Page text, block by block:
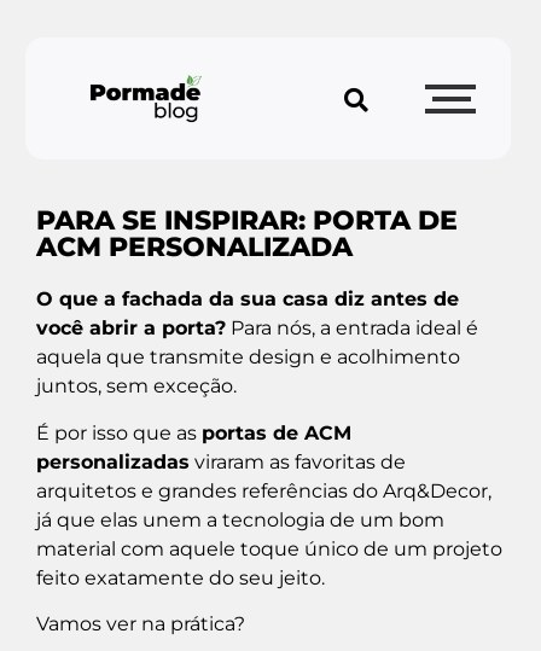
PARA SE INSPIRAR: PORTA DE
ACM PERSONALIZADA
O que a fachada da sua casa diz antes de
você abrir a porta? Para nós, a entrada ideal é
aquela que transmite design e acolhimento
juntos, sem exceção.
É por isso que as portas de ACM
personalizadas viraram as favoritas de
arquitetos e grandes referências do Arq&Decor,
já que elas unem a tecnologia de um bom
material com aquele toque único de um projeto
feito exatamente do seu jeito.
Vamos ver na prática?